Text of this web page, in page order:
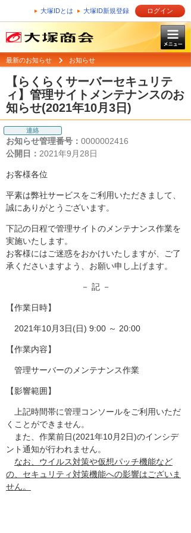
大塚IDとは 大塚ID新規登録 ログイン
最新のお知らせ お知らせ
【らくらくサーバーセキュリテ
ィ】管理サイトメンテナンスのお
知らせ(2021年10月3日)
連絡
お知らせ管理番号： 0000002416
公開日： 2021年9月28日
お客様各位
平素は弊社サービスをご利用いただきまして、
誠にありがとうございます。
下記の日程で管理サイトのメンテナンス作業を
実施いたします。
お客様にはご迷惑をおかけいたしますが、ご了
承くださいますよう、お願い申し上げます。
－ 記 －
【作業日時】
2021年10月3日(日) 9:00 ～ 20:00
【作業内容】
管理サーバーのメンテナンス作業
【影響範囲】
上記時間帯に管理コンソールをご利用いただ
くことができません。
また、作業前日(2021年10月2日)のインシデ
ント通知が行われません。
なお、ウイルス対策や仮想パッチ機能など
の、セキュリティ対策機能への影響はございま
せん。